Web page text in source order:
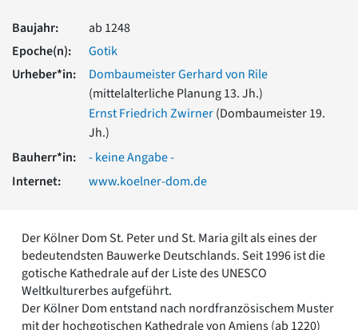
Vorromanik
Römische Antike
Über uns
Über baukunst-nrw
Fachbeirat
Freunde & Förderer
Kontakt
Impressum
Datenschutz
Baujahr:
ab 1248
Epoche(n):
Gotik
Urheber*in:
Dombaumeister Gerhard von Rile
(mittelalterliche Planung 13. Jh.)
Ernst Friedrich Zwirner(Dombaumeister 19.
Jh.)
Bauherr*in:
- keine Angabe -
Internet:
www.koelner-dom.de
Der Kölner Dom St. Peter und St. Maria gilt als eines der
bedeutendsten Bauwerke Deutschlands. Seit 1996 ist die
gotische Kathedrale auf der Liste des UNESCO
Weltkulturerbes aufgeführt.
Der Kölner Dom entstand nach nordfranzösischem Muster
mit der hochgotischen Kathedrale von Amiens (ab 1220)